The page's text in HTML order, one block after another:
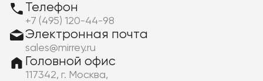
Телефон
+7 (495) 120-44-98
Электронная почта
sales@mirrey.ru
Головной офис
117342, г. Москва,